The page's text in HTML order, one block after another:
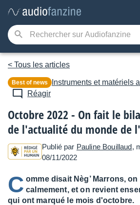
< Tous les articles
Best of news
Instruments et matériels
Réagir
Octobre 2022 - On fait le
de l'actualité du monde de
Publié par Pauline Bouillaud,
08/11/2022
C omme disait Nèg’ Marrons,
calmement, et on revient
qui ont marqué le mois d'octobre.